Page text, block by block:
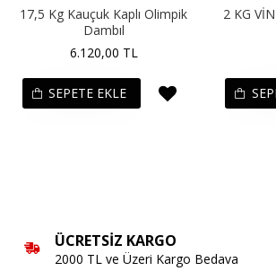
17,5 Kg Kauçuk Kaplı Olimpik
Dambıl
6.120,00 TL
SEPETE EKLE
2 KG
ÜCRETSIZ KARGO
2000 TL ve Üzeri Kargo Bedava